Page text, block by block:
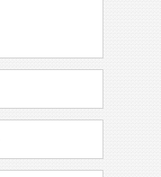
pagamenti